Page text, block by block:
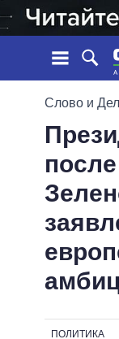
ЛЕНТА
СОБЫТИЯ
СТАТЬИ
ОБЗОРЫ
МЭРЫ
Слово и
ПОЛИТИКА